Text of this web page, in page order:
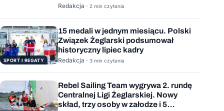
Redakcja · 2 min czytania
SPORT I REGATY
15 medali w jednym miesiącu. Polski
Związek Żeglarski podsumował
historyczny lipiec kadry
Redakcja · 3 min czytania
Rebel Sailing Team wygrywa 2. rundę
Centralnej Ligi Żeglarskiej. Nowy
skład, trzy osoby w załodze i 5